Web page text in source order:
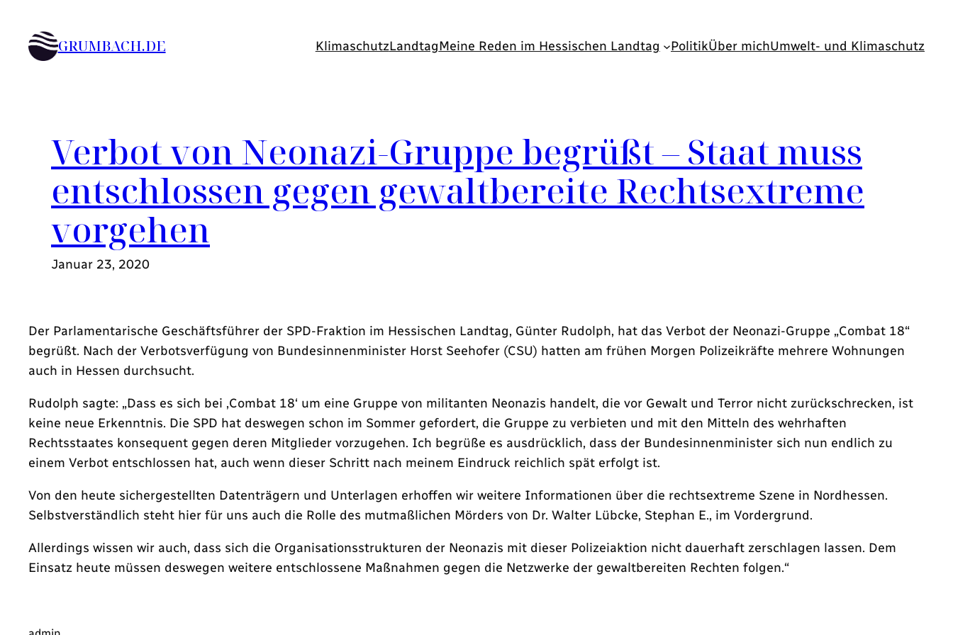
Inhalt
springenGRUMBACH.DE KlimaschutzLandtagMeine Reden im Hessischen Landtag PolitikÜber michUmwelt- und Klimaschutz
Verbot von Neonazi-Gruppe begrüßt – Staat muss
entschlossen gegen gewaltbereite Rechtsextreme
vorgehen
Januar 23, 2020
Der Parlamentarische Geschäftsführer der SPD-Fraktion im Hessischen Landtag, Günter Rudolph, hat das Verbot der Neonazi-Gruppe „Combat 18“
begrüßt. Nach der Verbotsverfügung von Bundesinnenminister Horst Seehofer (CSU) hatten am frühen Morgen Polizeikräfte mehrere Wohnungen
auch in Hessen durchsucht.
Rudolph sagte: „Dass es sich bei ‚Combat 18‘ um eine Gruppe von militanten Neonazis handelt, die vor Gewalt und Terror nicht zurückschrecken, ist
keine neue Erkenntnis. Die SPD hat deswegen schon im Sommer gefordert, die Gruppe zu verbieten und mit den Mitteln des wehrhaften
Rechtsstaates konsequent gegen deren Mitglieder vorzugehen. Ich begrüße es ausdrücklich, dass der Bundesinnenminister sich nun endlich zu
einem Verbot entschlossen hat, auch wenn dieser Schritt nach meinem Eindruck reichlich spät erfolgt ist.
Von den heute sichergestellten Datenträgern und Unterlagen erhoffen wir weitere Informationen über die rechtsextreme Szene in Nordhessen.
Selbstverständlich steht hier für uns auch die Rolle des mutmaßlichen Mörders von Dr. Walter Lübcke, Stephan E., im Vordergrund.
Allerdings wissen wir auch, dass sich die Organisationsstrukturen der Neonazis mit dieser Polizeiaktion nicht dauerhaft zerschlagen lassen. Dem
Einsatz heute müssen deswegen weitere entschlossene Maßnahmen gegen die Netzwerke der gewaltbereiten Rechten folgen.“